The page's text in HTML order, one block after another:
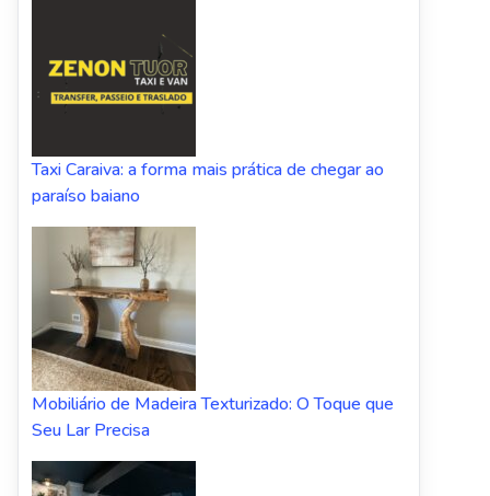
Taxi Caraiva: a forma mais prática de chegar ao
paraíso baiano
Mobiliário de Madeira Texturizado: O Toque que
Seu Lar Precisa